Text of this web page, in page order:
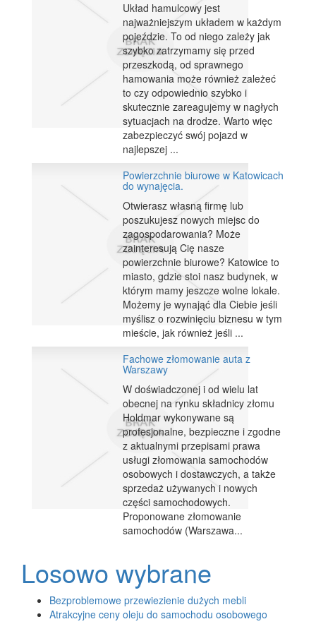
Układ hamulcowy jest
najważniejszym układem w każdym
pojeździe. To od niego zależy jak
szybko zatrzymamy się przed
przeszkodą, od sprawnego
hamowania może również zależeć
to czy odpowiednio szybko i
skutecznie zareagujemy w nagłych
sytuacjach na drodze. Warto więc
zabezpieczyć swój pojazd w
najlepszej ...
Powierzchnie biurowe w Katowicach
do wynajęcia.
Otwierasz własną firmę lub
poszukujesz nowych miejsc do
zagospodarowania? Może
zainteresują Cię nasze
powierzchnie biurowe? Katowice to
miasto, gdzie stoi nasz budynek, w
którym mamy jeszcze wolne lokale.
Możemy je wynająć dla Ciebie jeśli
myślisz o rozwinięciu biznesu w tym
mieście, jak również jeśli ...
Fachowe złomowanie auta z
Warszawy
W doświadczonej i od wielu lat
obecnej na rynku składnicy złomu
Holdmar wykonywane są
profesjonalne, bezpieczne i zgodne
z aktualnymi przepisami prawa
usługi złomowania samochodów
osobowych i dostawczych, a także
sprzedaż używanych i nowych
części samochodowych.
Proponowane złomowanie
samochodów (Warszawa...
Losowo wybrane
Bezproblemowe przewiezienie dużych mebli
Atrakcyjne ceny oleju do samochodu osobowego